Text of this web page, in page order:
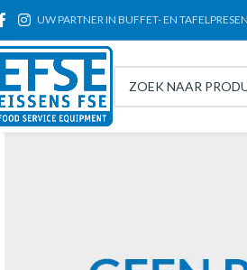
UW PARTNER IN BUFFET- EN